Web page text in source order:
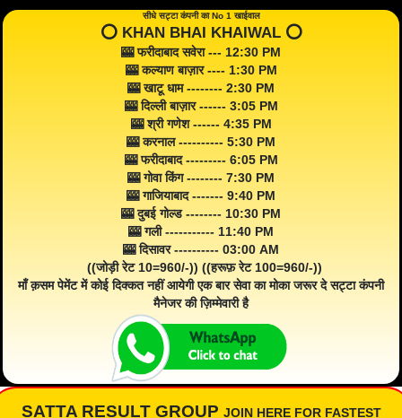
सीधे सट्टा कंपनी का No 1 खाईवाल
⭕️ KHAN BHAI KHAIWAL ⭕️
🎰 फरीदाबाद सवेरा --- 12:30 PM
🎰 कल्याण बाज़ार ---- 1:30 PM
🎰 खाटू धाम -------- 2:30 PM
🎰 दिल्ली बाज़ार ------ 3:05 PM
🎰 श्री गणेश ------ 4:35 PM
🎰 करनाल ---------- 5:30 PM
🎰 फरीदाबाद --------- 6:05 PM
🎰 गोवा किंग -------- 7:30 PM
🎰 गाजियाबाद ------- 9:40 PM
🎰 दुबई गोल्ड -------- 10:30 PM
🎰 गली ----------- 11:40 PM
🎰 दिसावर ---------- 03:00 AM
((जोड़ी रेट 10=960/-)) ((हरूफ़ रेट 100=960/-))
माँ क़सम पेमेंट में कोई दिक्कत नहीं आयेगी एक बार सेवा का मोका जरूर दे सट्टा कंपनी
मैनेजर की ज़िम्मेवारी है
SATTA RESULT GROUP JOIN HERE FOR FASTEST